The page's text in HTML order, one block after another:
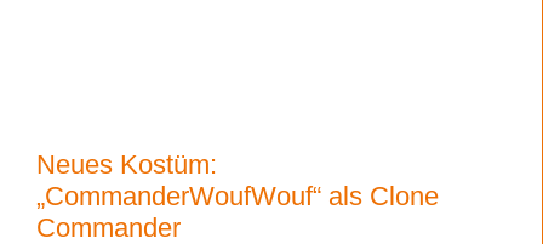
Neues Kostüm:
„CommanderWoufWouf“ als Clone
Commander